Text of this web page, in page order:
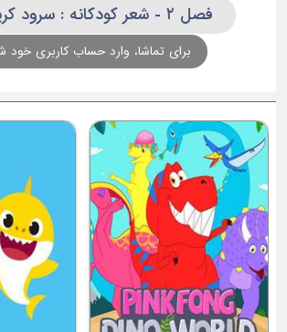
فصل ۲ - شعر کودکانه : سرود کریسمس
برای تماشا، وارد حساب کاربری خود